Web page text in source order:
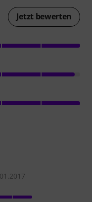
Jetzt bewerten